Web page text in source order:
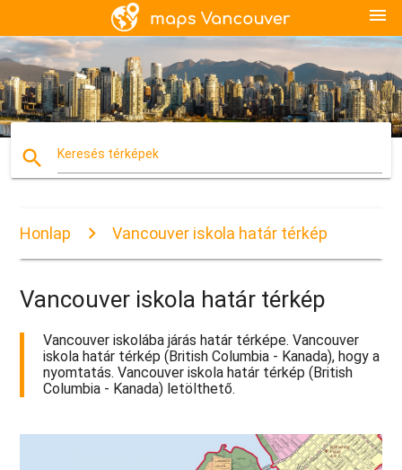
menu
search Keresés térképek
Honlap Vancouver iskola határ térkép
Vancouver iskola határ térkép
Vancouver iskolába járás határ térképe. Vancouver
iskola határ térkép (British Columbia - Kanada), hogy a
nyomtatás. Vancouver iskola határ térkép (British
Columbia - Kanada) letölthető.